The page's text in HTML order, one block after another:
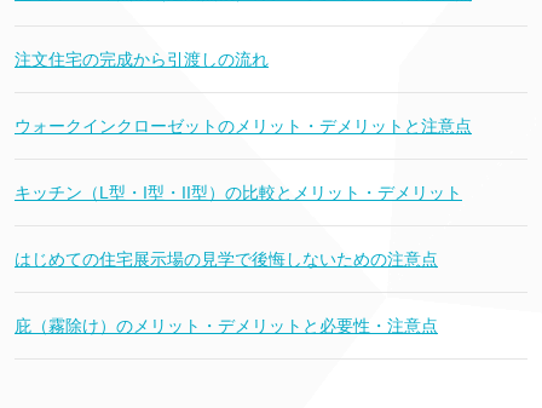
注文住宅の完成から引渡しの流れ
ウォークインクローゼットのメリット・デメリットと注意点
キッチン（L型・I型・II型）の比較とメリット・デメリット
はじめての住宅展示場の見学で後悔しないための注意点
庇（霧除け）のメリット・デメリットと必要性・注意点